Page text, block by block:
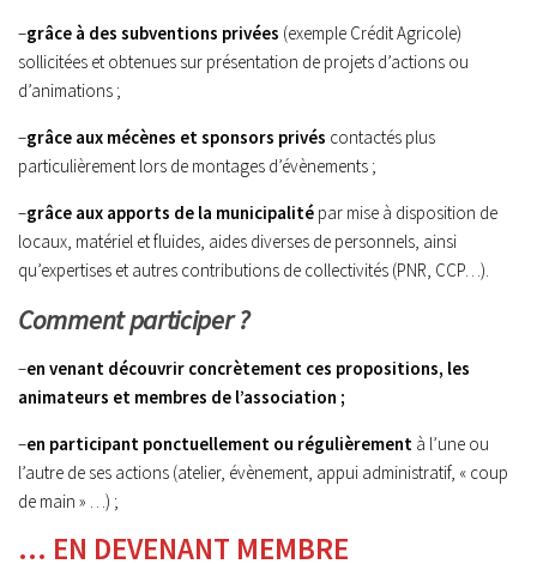
–grâce à des subventions privées (exemple Crédit Agricole)
sollicitées et obtenues sur présentation de projets d’actions ou
d’animations ;
–grâce aux mécènes et sponsors privés contactés plus
particulièrement lors de montages d’évènements ;
–grâce aux apports de la municipalité par mise à disposition de
locaux, matériel et fluides, aides diverses de personnels, ainsi
qu’expertises et autres contributions de collectivités (PNR, CCP…).
Comment participer ?
–en venant découvrir concrètement ces propositions, les
animateurs et membres de l’association ;
–en participant ponctuellement ou régulièrement à l’une ou
l’autre de ses actions (atelier, évènement, appui administratif, « coup
de main » …) ;
… EN DEVENANT MEMBRE